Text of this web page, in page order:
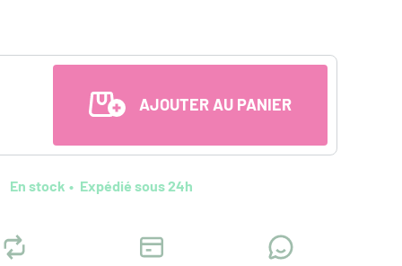
AJOUTER AU PANIER
En stock Expédié sous 24h